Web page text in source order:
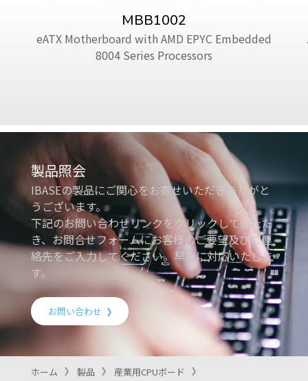
MBB1002
eATX Motherboard with AMD EPYC Embedded
8004 Series Processors
製品照会
IBASEの製品にご関心をお寄せいただきありがと
うございます。
下記のお問い合わせリンクをクリックしていただ
き、お問合せフォームにお客様のご要望及びご連
絡先をご入力してください。早急に対応いたしま
す。
お問い合わせ
ホーム 製品
産業用CPUボード